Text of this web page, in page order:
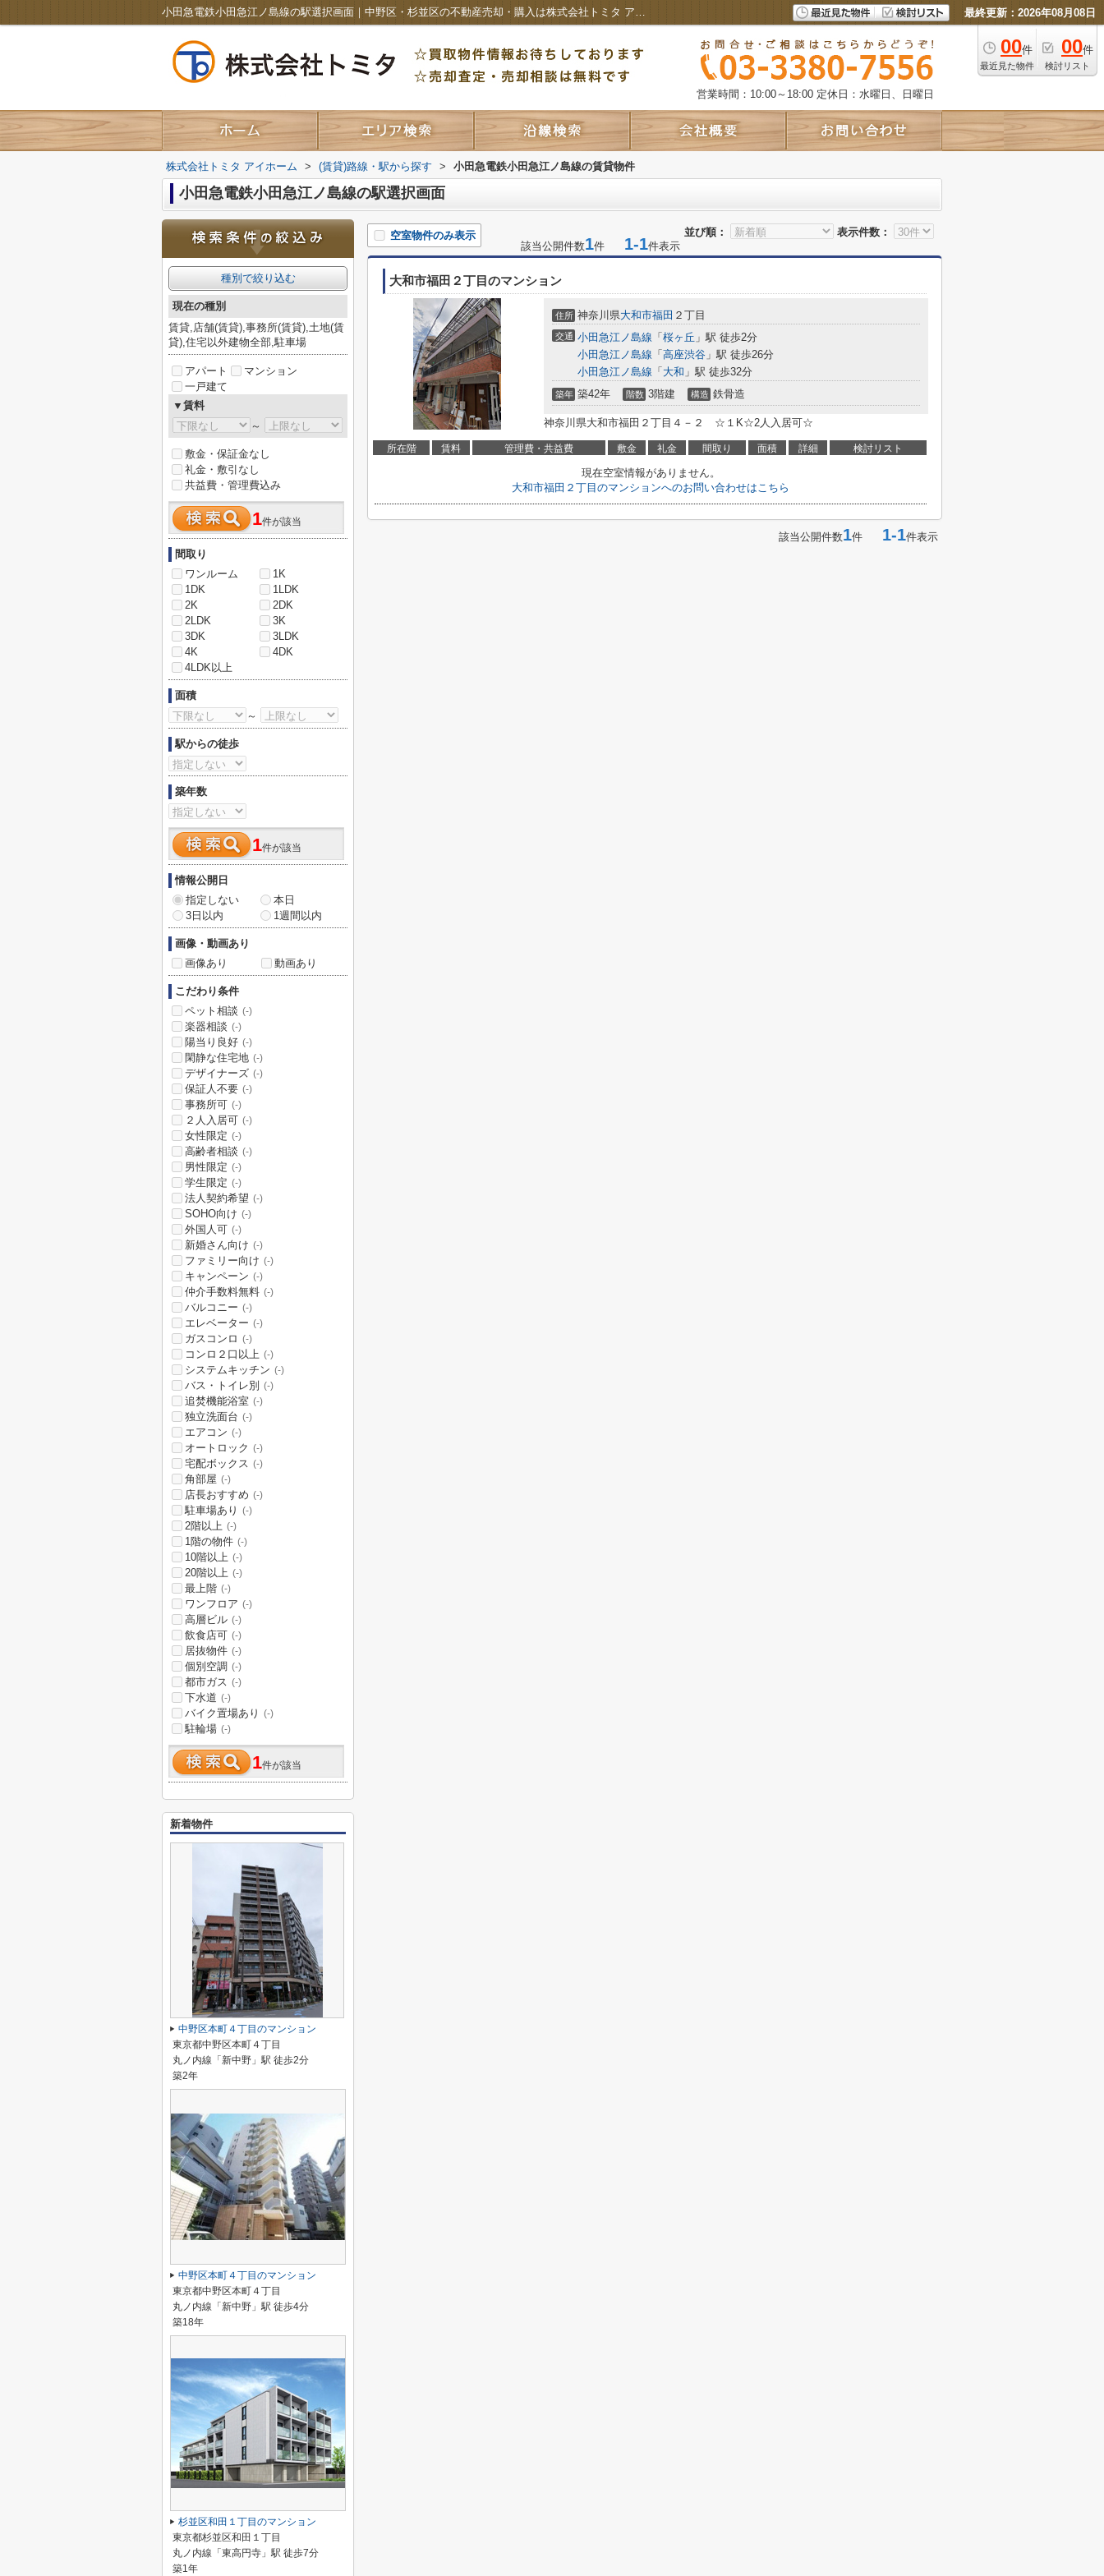
小田急電鉄小田急江ノ島線の駅選択画面｜中野区・杉並区の不動産売却・購入は株式会社トミタ アイホーム 最終更新：2026年08月08日
00件
最近見た物件
00件
検討リスト
営業時間：10:00～18:00 定休日：水曜日、日曜日
株式会社トミタ アイホーム > (賃貸)路線・駅から探す > 小田急電鉄小田急江ノ島線の賃貸物件
小田急電鉄小田急江ノ島線の駅選択画面
並び順： 表示件数：
空室物件のみ表示
該当公開件数1件 1-1件表示
大和市福田２丁目のマンション
住所 神奈川県大和市福田 ２丁目
交通 小田急江ノ島線 「 桜ヶ丘 」駅 徒歩2分
小田急江ノ島線 「 高座渋谷 」駅 徒歩26分
小田急江ノ島線 「 大和 」駅 徒歩32分
築年 築42年 階数 3階建 構造 鉄骨造
神奈川県大和市福田２丁目４－２ ☆１K☆2人入居可☆
所在階 賃料 管理費・共益費 敷金 礼金 間取り 面積 詳細 検討リスト
現在空室情報がありません。
大和市福田２丁目のマンションへのお問い合わせはこちら
該当公開件数1件 1-1件表示
種別で絞り込む
現在の種別
賃貸,店舗(賃貸),事務所(賃貸),土地(賃
貸),住宅以外建物全部,駐車場
アパート
マンション
一戸建て
▼賃料
～
敷金・保証金なし
礼金・敷引なし
共益費・管理費込み
1件が該当
間取り
ワンルーム
1K
1DK
1LDK
2K
2DK
2LDK
3K
3DK
3LDK
4K
4DK
4LDK以上
面積
～
駅からの徒歩
築年数
1件が該当
情報公開日
指定しない
本日
3日以内
1週間以内
画像・動画あり
画像あり
動画あり
こだわり条件
ペット相談 (-)
楽器相談 (-)
陽当り良好 (-)
閑静な住宅地 (-)
デザイナーズ (-)
保証人不要 (-)
事務所可 (-)
２人入居可 (-)
女性限定 (-)
高齢者相談 (-)
男性限定 (-)
学生限定 (-)
法人契約希望 (-)
SOHO向け (-)
外国人可 (-)
新婚さん向け (-)
ファミリー向け (-)
キャンペーン (-)
仲介手数料無料 (-)
バルコニー (-)
エレベーター (-)
ガスコンロ (-)
コンロ２口以上 (-)
システムキッチン (-)
バス・トイレ別 (-)
追焚機能浴室 (-)
独立洗面台 (-)
エアコン (-)
オートロック (-)
宅配ボックス (-)
角部屋 (-)
店長おすすめ (-)
駐車場あり (-)
2階以上 (-)
1階の物件 (-)
10階以上 (-)
20階以上 (-)
最上階 (-)
ワンフロア (-)
高層ビル (-)
飲食店可 (-)
居抜物件 (-)
個別空調 (-)
都市ガス (-)
下水道 (-)
バイク置場あり (-)
駐輪場 (-)
1件が該当
新着物件
中野区本町４丁目のマンション
東京都中野区本町４丁目
丸ノ内線「新中野」駅 徒歩2分
築2年
中野区本町４丁目のマンション
東京都中野区本町４丁目
丸ノ内線「新中野」駅 徒歩4分
築18年
杉並区和田１丁目のマンション
東京都杉並区和田１丁目
丸ノ内線「東高円寺」駅 徒歩7分
築1年